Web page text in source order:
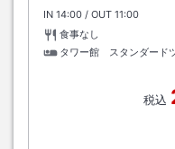
IN チェックイン
14:00 / OUT チェックアウ
11:00
食事なし
タワー館 スタンダード
税込